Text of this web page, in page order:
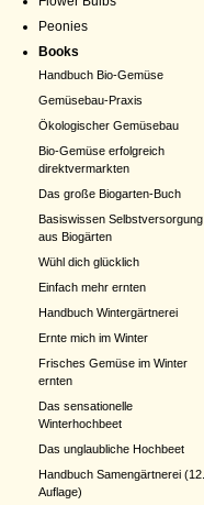
Peonies
Books
Handbuch Bio-Gemüse
Gemüsebau-Praxis
Ökologischer Gemüsebau
Bio-Gemüse erfolgreich
direktvermarkten
Das große Biogarten-Buch
Basiswissen Selbstversorgung
aus Biogärten
Wühl dich glücklich
Einfach mehr ernten
Handbuch Wintergärtnerei
Ernte mich im Winter
Frisches Gemüse im Winter
ernten
Das sensationelle
Winterhochbeet
Das unglaubliche Hochbeet
Handbuch Samengärtnerei (12.
Auflage)